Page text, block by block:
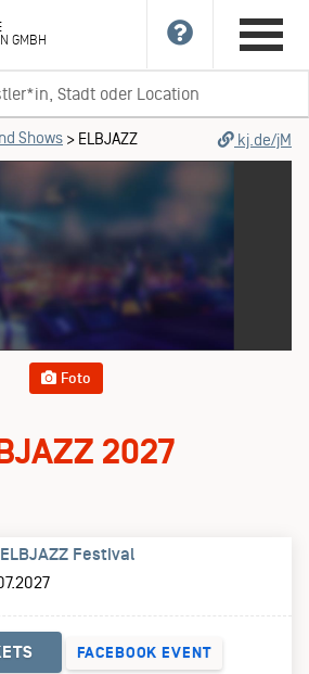
GMBH
Shows > ELBJAZZ kj.de/jM
Foto
2027
ELBJAZZ Festival
FACEBOOK EVENT